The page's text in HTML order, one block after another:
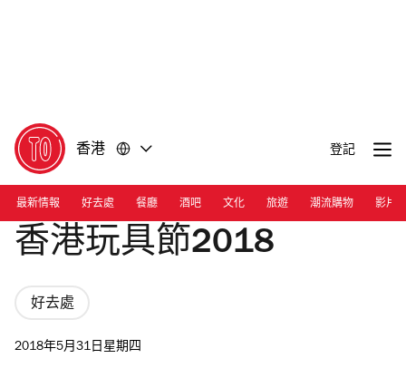
香港 登記
最新情報 好去處 餐廳 酒吧 文化 旅遊 潮流購物 影片
香港玩具節2018
好去處
2018年5月31日星期四